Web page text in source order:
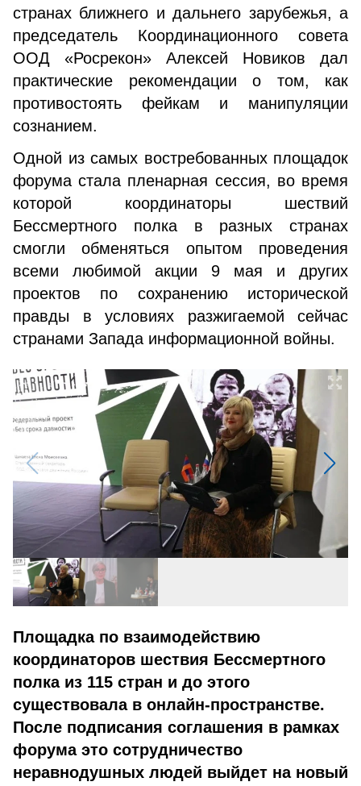
странах ближнего и дальнего зарубежья, а
председатель Координационного совета
ООД «Росрекон» Алексей Новиков дал
практические рекомендации о том, как
противостоять фейкам и манипуляции
сознанием.
Одной из самых востребованных площадок
форума стала пленарная сессия, во время
которой координаторы шествий
Бессмертного полка в разных странах
смогли обменяться опытом проведения
всеми любимой акции 9 мая и других
проектов по сохранению исторической
правды в условиях разжигаемой сейчас
странами Запада информационной войны.
Площадка по взаимодействию
координаторов шествия Бессмертного
полка из 115 стран и до этого
существовала в онлайн-пространстве.
После подписания соглашения в рамках
форума это сотрудничество
неравнодушных людей выйдет на новый